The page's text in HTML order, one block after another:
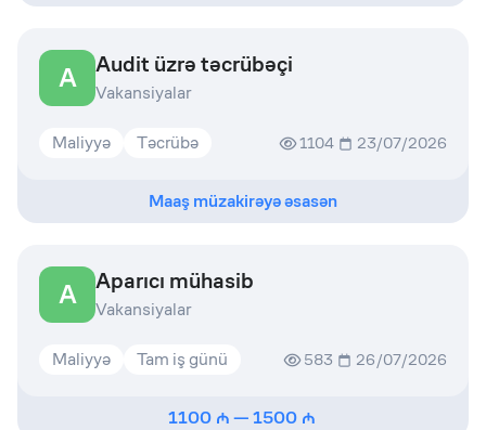
A Audit üzrə təcrübəçi
Vakansiyalar
Maliyyə Təcrübə 1104 23/07/2026
Maaş müzakirəyə əsasən
A Aparıcı mühasib
Vakansiyalar
Maliyyə Tam iş günü 583 26/07/2026
1100 —1500